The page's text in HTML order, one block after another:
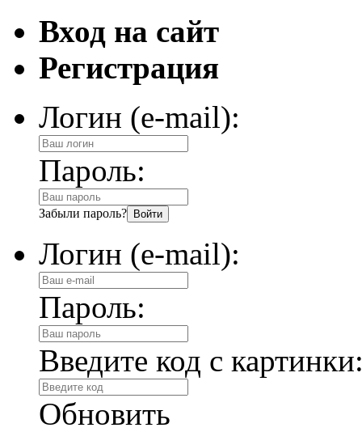
Вход на сайт
Регистрация
Логин (e-mail):
Пароль:
Забыли пароль?
Логин (e-mail):
Пароль:
Введите код с
Обновить